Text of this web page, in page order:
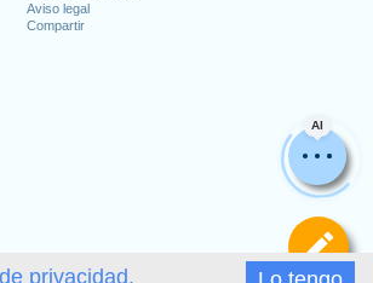
privacidad.
Aviso legal
Compartir
AI